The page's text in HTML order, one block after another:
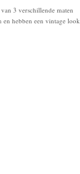
3 verschillende maten
hebben een vintage look